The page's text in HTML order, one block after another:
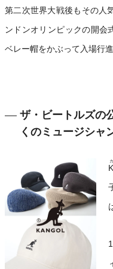
第二次世界大戦後もその人
ンドンオリンピックの開会
ベレー帽をかぶって入場行
ザ・ビートルズの
くのミュージシャ